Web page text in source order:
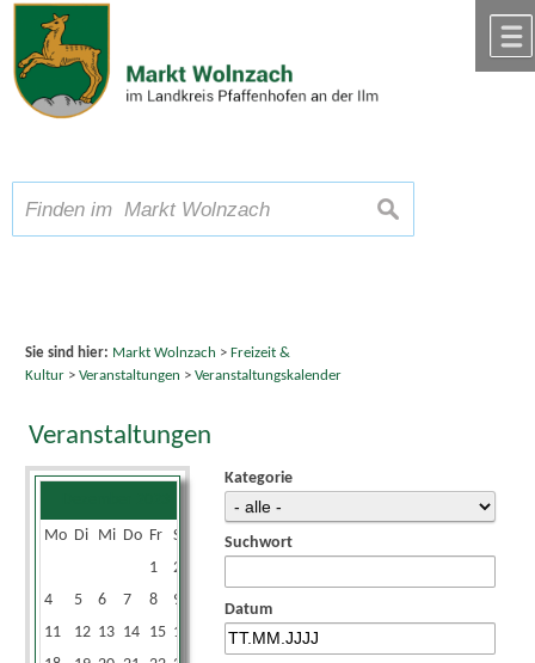
Zum Inhalt,zur Navigation
Schriftgröße A A A suchen
Sie sind hier: Markt Wolnzach > Freizeit &
Kultur> Veranstaltungen > Veranstaltungskalender
Veranstaltungen
Mo Di Mi Do Fr Sa
1
2
4
5 6 7 8 9
11
12 13 14 15 16
Kategorie
Suchwort
Datum